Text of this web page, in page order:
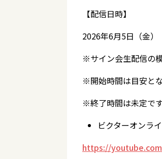
【配信日時】
2026年6月5日（金
※サイン会生配信の
※開始時間は目安と
※終了時間は未定で
ビクターオンラ
https://